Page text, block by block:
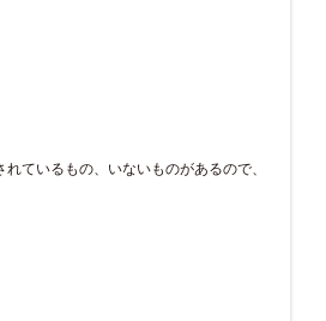
ているもの、いないものがあるので、